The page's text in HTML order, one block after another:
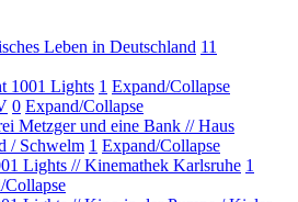
Leben in Deutschland 11
1001 Lights 1 Expand/Collapse
0 Expand/Collapse
Metzger und eine Bank // Haus
/ Schwelm 1 Expand/Collapse
Lights // Kinemathek Karlsruhe 1
Collapse